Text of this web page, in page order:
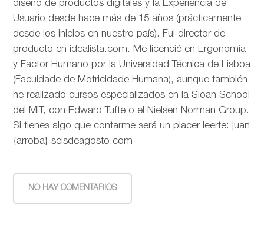
diseño de productos digitales y la Experiencia de
Usuario desde hace más de 15 años (prácticamente
desde los inicios en nuestro país). Fui director de
producto en idealista.com. Me licencié en Ergonomía
y Factor Humano por la Universidad Técnica de Lisboa
(Faculdade de Motricidade Humana), aunque también
he realizado cursos especializados en la Sloan School
del MIT, con Edward Tufte o el Nielsen Norman Group.
Si tienes algo que contarme será un placer leerte: juan
{arroba} seisdeagosto.com
NO HAY COMENTARIOS